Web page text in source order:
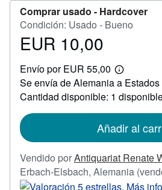
Comprar usado - Hardcover
Condición: Usado - Bueno
Precio
10,00
EUR 10,00
Envío por EUR 55,00
Más
información
sobre
las
envío
Se envía de Alemania a
Cantidad disponible: 1
Añadir al
Vendido porAntiquariat Renate
Erbach-Elsbach, Alemania